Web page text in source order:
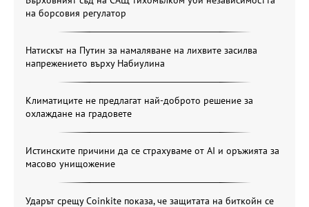
на борсовия регулатор
Натискът на Путин за намаляване на лихвите засилва
напрежението върху Набиулина
Климатиците не предлагат най-доброто решение за
охлаждане на градовете
Истинските причини да се страхуваме от AI и оръжията за
масово унищожение
Ударът срещу Coinkite показа, че защитата на биткойн се